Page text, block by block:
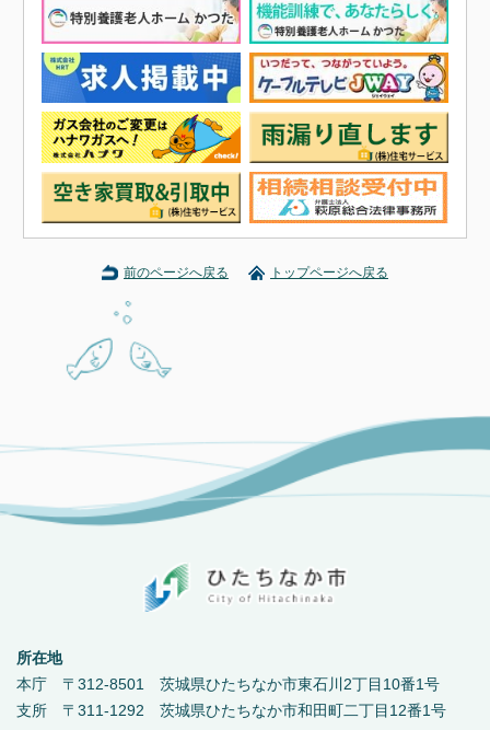
前のページへ戻る トップページへ戻る
所在地
本庁 〒312-8501 茨城県ひたちなか市東石川2丁目10番1号
支所 〒311-1292 茨城県ひたちなか市和田町二丁目12番1号